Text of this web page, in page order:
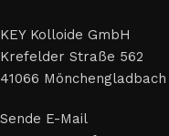
KEY Kolloide GmbH
Krefelder Straße 562
41066 Mönchengladbach
Sende E-Mail